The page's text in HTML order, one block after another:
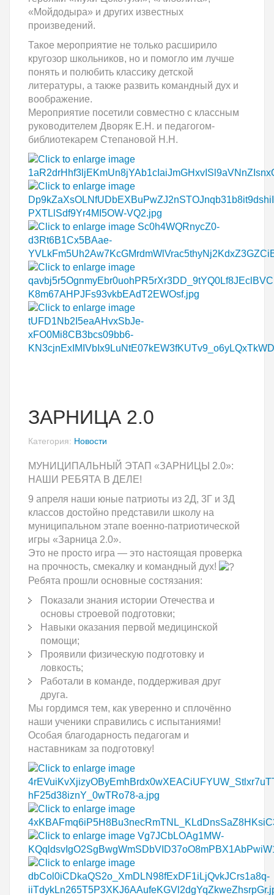
«Мойдодыра» и других известных
произведений.
Такое мероприятие не только расширило
кругозор школьников, но и помогло им лучше
понять и полюбить классику детской
литературы, а также развить командный дух и
воображение.
Мероприятие посетили совместно с классным
руководителем Дворяк Е.Н. и педагогом-
библиотекарем Степановой Н.Н.
ЗАРНИЦА 2.0
Категория: Новости
МУНИЦИПАЛЬНЫЙ ЭТАП «ЗАРНИЦЫ 2.0»:
НАШИ РЕБЯТА В ДЕЛЕ!
9 апреля наши юные патриоты из 2Д, 3Г и 3Д
классов достойно представили школу на
муниципальном этапе военно-патриотической
игры «Зарница 2.0».
Это не просто игра — это настоящая проверка
на прочность, смекалку и командный дух!
Ребята прошли основные состязания:
Показали знания истории Отечества и
основы строевой подготовки;
Навыки оказания первой медицинской
помощи;
Проявили физическую подготовку и
ловкость;
Работали в команде, поддерживая друг
друга.
Мы гордимся тем, как уверенно и сплочённо
наши ученики справились с испытаниями!
Особая благодарность педагогам и
наставникам за подготовку!